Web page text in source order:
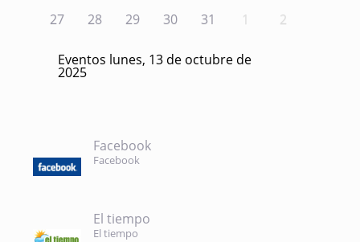
27
28 29 30 31 1 2
Eventos lunes, 13 de octubre de
2025
Facebook
Facebook
El tiempo
El tiempo